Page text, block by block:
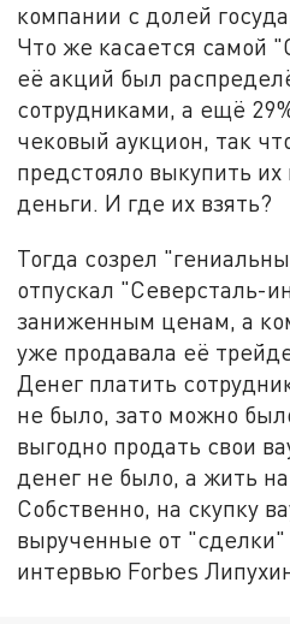
компании с долей
Что же касается самой
её акций был
сотрудниками, а ещё
чековый аукцион, так
предстояло выкупить
деньги. И где их взять?
Тогда созрел
отпускал "Северсталь-
заниженным ценам, а
уже продавала её
Денег платить
не было, зато можно
выгодно продать свои
денег не было, а жить
Собственно, на скупку
вырученные от
интервью Forbes